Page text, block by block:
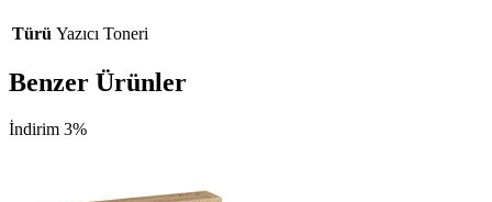
Türü Yazıcı Toneri
Benzer Ürünler
İndirim 3%